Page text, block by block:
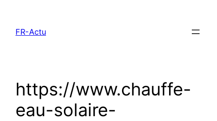
contenu
FR-Actu
https://www.chauffe-
eau-solaire-